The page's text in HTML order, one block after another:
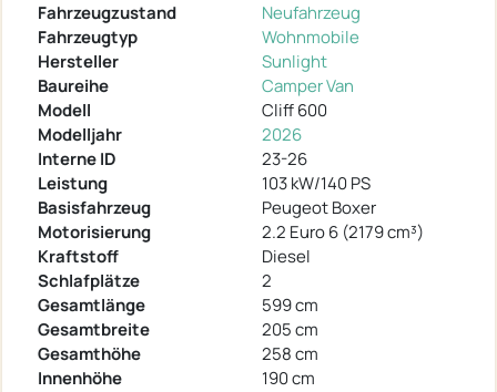
Fahrzeugzustand
Neufahrzeug
Fahrzeugtyp
Wohnmobile
Hersteller
Sunlight
Baureihe
Camper Van
Modell
Cliff 600
Modelljahr
2026
Interne ID
23-26
Leistung
103 kW/140 PS
Basisfahrzeug
Peugeot Boxer
Motorisierung
2.2 Euro 6 (2179 cm³)
Kraftstoff
Diesel
Schlafplätze
2
Gesamtlänge
599 cm
Gesamtbreite
205 cm
Gesamthöhe
258 cm
Innenhöhe
190 cm